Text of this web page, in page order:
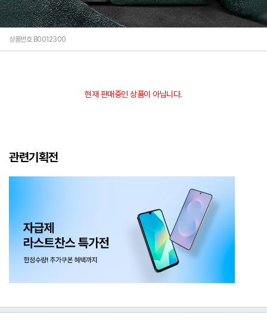
상품번호 B0012300
현재 판매중인 상품이 아닙니다.
관련기획전